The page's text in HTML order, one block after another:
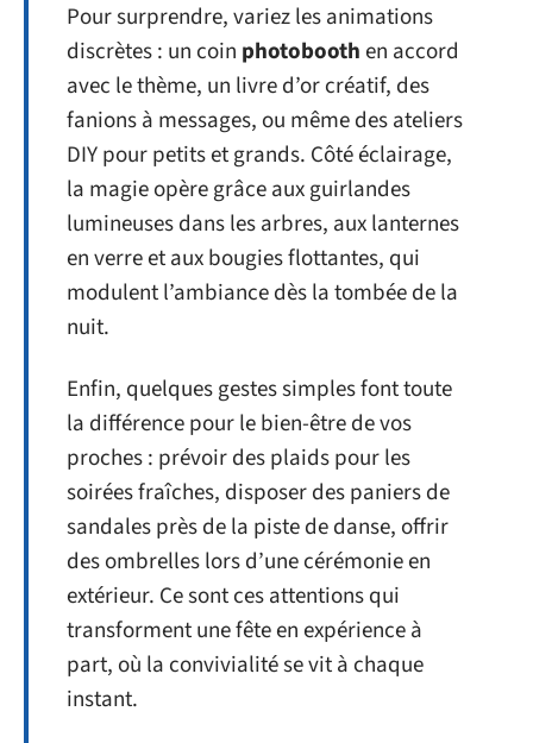
Pour surprendre, variez les animations
discrètes : un coin photoboothen accord
avec le thème, un livre d’or créatif, des
fanions à messages, ou même des ateliers
DIY pour petits et grands. Côté éclairage,
la magie opère grâce aux guirlandes
lumineuses dans les arbres, aux lanternes
en verre et aux bougies flottantes, qui
modulent l’ambiance dès la tombée de la
nuit.
Enfin, quelques gestes simples font toute
la différence pour le bien-être de vos
proches : prévoir des plaids pour les
soirées fraîches, disposer des paniers de
sandales près de la piste de danse, offrir
des ombrelles lors d’une cérémonie en
extérieur. Ce sont ces attentions qui
transforment une fête en expérience à
part, où la convivialité se vit à chaque
instant.